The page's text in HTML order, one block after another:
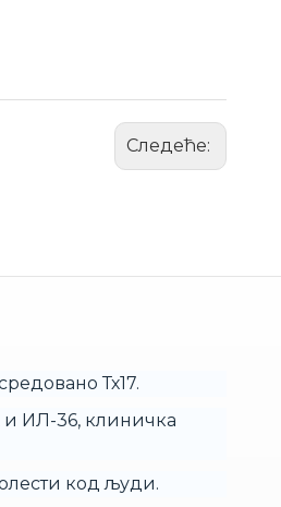
Следеће:
Тх17.
и ИЛ-36, клиничка
код људи.